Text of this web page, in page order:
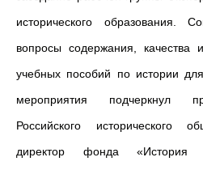
исторического образования.
вопросы содержания, качества
учебных пособий по истории
мероприятия подчеркнул
Российского исторического
директор фонда «История